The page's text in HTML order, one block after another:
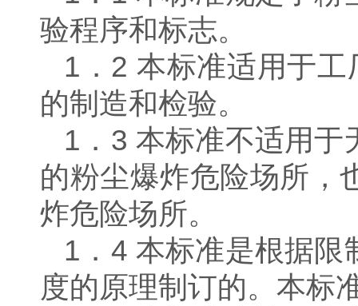
验程序和标志。
1．2 本标准适用于
的制造和检验。
1．3 本标准不适用于
的粉尘爆炸危险场所，
炸危险场所。
1．4 本标准是根据限
度的原理制订的。本标